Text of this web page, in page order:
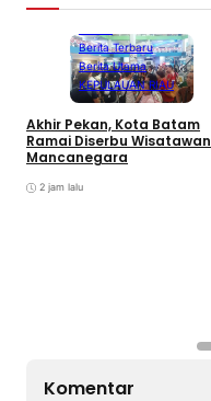
Berita Terbaru
Berita Utama
KEPULAUAN RIAU
Akhir Pekan, Kota Batam
Ramai Diserbu Wisatawan
Mancanegara
2 jam lalu
Komentar